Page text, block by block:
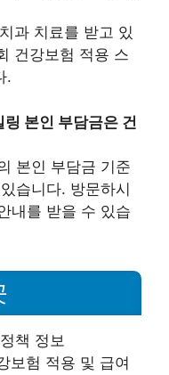
과 치료를 받고 있
건강보험 적용 스
.
본인 부담금은 건
본인 부담금 기준
습니다. 방문하시
내를 받을 수 있습
책 정보
보험 적용 및 급여